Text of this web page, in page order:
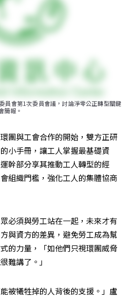
員會第1次委員會議，討論淨零公正轉型關鍵
簡報。
團與工會合作的開始，雙方正研
小手冊，讓工人掌握最基礎資
幹部分享其推動工人轉型的經
組織門檻，強化工人的集體協商
必須與勞工站在一起，未來才有
與資方的差異，避免勞工成為幫
的力量，「如他們只視環團威脅
難講了。」
被犧牲掉的人背後的支援。」盧